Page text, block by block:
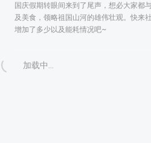
国庆假期转眼间来到了尾声，想必大家都
及美食，领略祖国山河的雄伟壮观。快来
增加了多少以及能耗情况吧~
加载中...